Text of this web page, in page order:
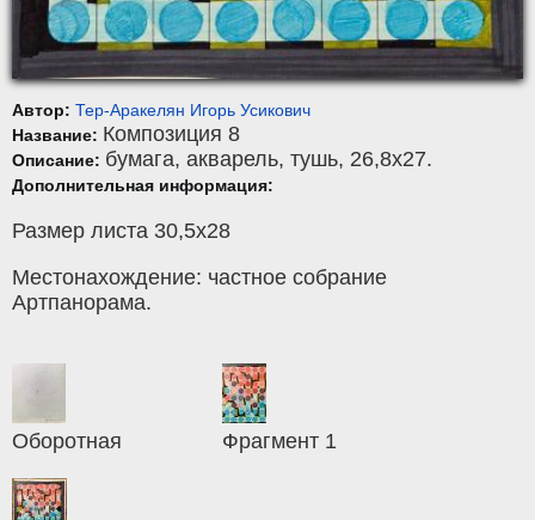
Автор: Тер-Аракелян Игорь Усикович
Название: Композиция 8
Описание: бумага, акварель, тушь, 26,8x27.
Дополнительная информация:
Размер листа 30,5х28
Местонахождение: частное собрание
Артпанорама.
Оборотная Фрагмент 1